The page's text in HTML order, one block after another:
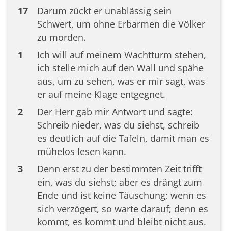
17
Darum zückt er unablässig sein
Schwert, um ohne Erbarmen die Völker
zu morden.
1
Ich will auf meinem Wachtturm stehen,
ich stelle mich auf den Wall und spähe
aus, um zu sehen, was er mir sagt, was
er auf meine Klage entgegnet.
2
Der Herr gab mir Antwort und sagte:
Schreib nieder, was du siehst, schreib
es deutlich auf die Tafeln, damit man es
mühelos lesen kann.
3
Denn erst zu der bestimmten Zeit trifft
ein, was du siehst; aber es drängt zum
Ende und ist keine Täuschung; wenn es
sich verzögert, so warte darauf; denn es
kommt, es kommt und bleibt nicht aus.